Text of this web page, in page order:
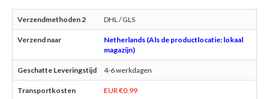
DHL / GLS
Netherlands (Als de productlocatie: lokaal
magazijn)
4-6 werkdagen
EUR €0.99